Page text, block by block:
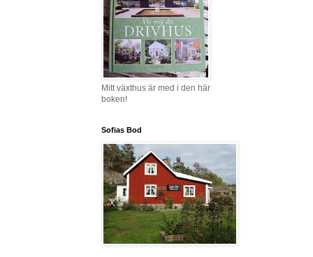
Mitt växthus är med i den här
boken!
Sofias Bod